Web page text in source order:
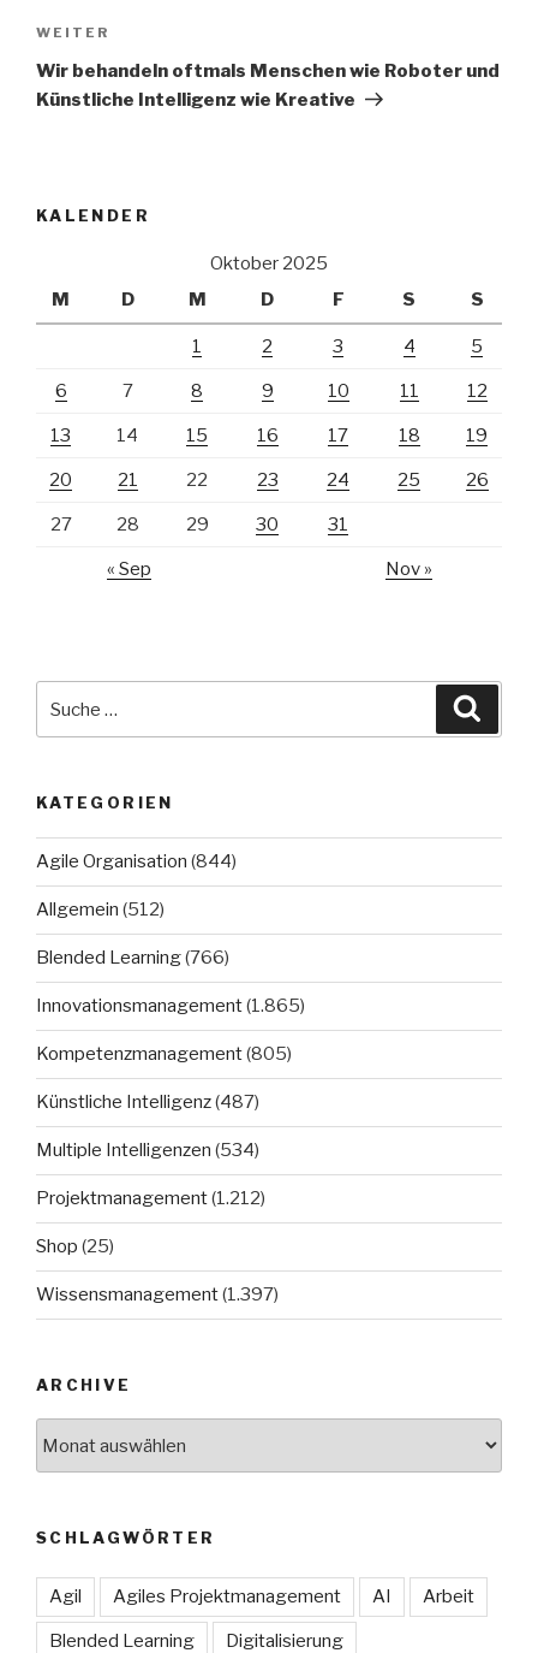
Nächster
Beitrag
WEITER
Wir behandeln oftmals Menschen wie Roboter und
Künstliche Intelligenz wie Kreative
KALENDER
Oktober 2025
M
D M D F S S
1 2 3 4 5
6 7 8 9 10 11 12
13 14 15 16 17 18 19
20 21 22 23 24 25 26
27 28 29 30 31
« Sep Nov »
nach:
KATEGORIEN
Agile Organisation (844)
Allgemein (512)
Blended Learning(766)
Innovationsmanagement(1.865)
Kompetenzmanagement(805)
Künstliche Intelligenz(487)
Multiple Intelligenzen (534)
Projektmanagement(1.212)
Shop (25)
Wissensmanagement(1.397)
ARCHIVE
SCHLAGWÖRTER
Agil Agiles Projektmanagement AI Arbeit
Blended Learning Digitalisierung